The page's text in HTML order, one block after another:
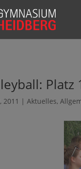
2011 | Aktuelles,